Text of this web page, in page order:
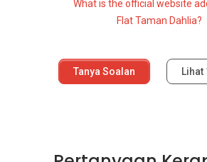
What is the official website
Flat Taman Dahlia?
Tanya Soalan Lihat